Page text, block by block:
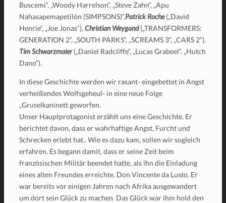
Buscemi“, „Woody Harrelson“, „Steve Zahn“, „Apu
Nahasapemapetilón (SIMPSONS)“,Patrick Roche(„David
Henrie“, „Joe Jonas“), Christian Weygand(„TRANSFORMERS:
GENERATION 2“, „SOUTH PARKS“, „SCREAMS 3“, „CARS 2“),
Tim Schwarzmaier(„Daniel Radcliffe“, „Lucas Grabeel“, „Hutch
Dano“).
In diese Geschichte werden wir rasant- eingebettet in Angst
verheißendes Wolfsgeheul- in eine neue Folge
„Gruselkaninett geworfen.
Unser Hauptprotagonist erzählt uns eine Geschichte. Er
berichtet davon, dass er wahrhaftige Angst, Furcht und
Schrecken erlebt hat.. Wie es dazu kam, sollen wir sogleich
erfahren. Es begann damit, dass er seine Zeit beim
französischen Militär beendet hatte, als ihn die Einladung
eines alten Freundes erreichte. Don Vincente da Lusto. Er
war bereits vor einigen Jahren nach Afrika ausgewandert
um dort sein Glück zu machen. Das Glück war ihm hold den